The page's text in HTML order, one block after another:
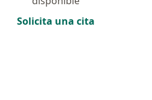
Solicita una cita